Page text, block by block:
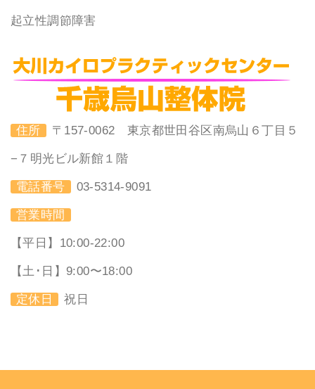
起立性調節障害
住所 〒157-0062 東京都世田谷区南烏山６丁目５
−７明光ビル新館１階
電話番号 03-5314-9091
営業時間
【平日】10:00-22:00
【土･日】9:00〜18:00
定休日 祝日